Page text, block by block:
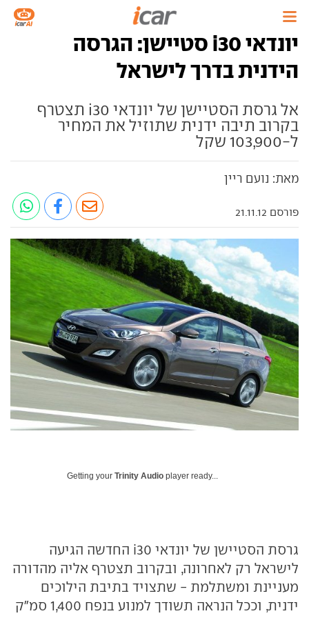
יונדאי i30 סטיישן: הגרסה
הידנית בדרך לישראל
אל גרסת הסטיישן של יונדאי i30 תצטרף
בקרוב תיבה ידנית שתוזיל את המחיר
ל-103,900 שקל
מאת: נועם ריין
פורסם 21.11.12
Getting your Trinity Audio player ready...
גרסת הסטיישן של יונדאי i30 החדשה הגיעה
לישראל רק לאחרונה, ובקרוב תצטרף אליה מהדורה
מעניינת ומשתלמת - שתצויד בתיבת הילוכים
ידנית, וככל הנראה תשודך למנוע בנפח 1,400 סמ"ק